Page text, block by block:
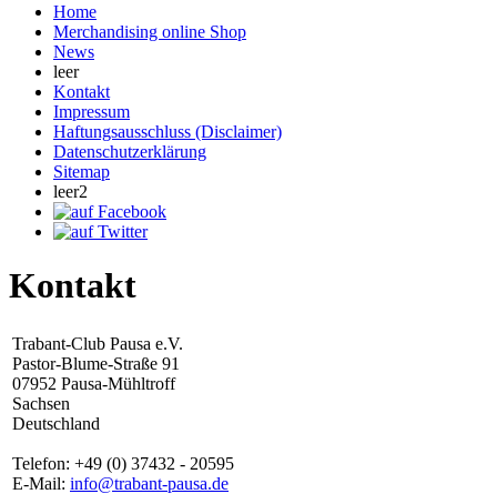
Home
Merchandising online Shop
News
leer
Kontakt
Impressum
Haftungsausschluss (Disclaimer)
Datenschutzerklärung
Sitemap
leer2
Kontakt
Trabant-Club Pausa e.V.
Pastor-Blume-Straße 91
07952 Pausa-Mühltroff
Sachsen
Deutschland
Telefon: +49 (0) 37432 - 20595
E-Mail: info@trabant-pausa.de